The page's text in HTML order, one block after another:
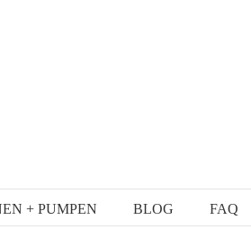
+ PUMPEN BLOG FAQ